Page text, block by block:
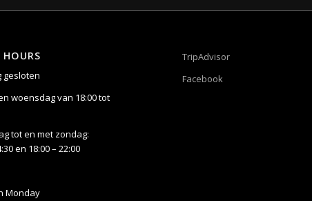
gesloten
woensdag van 18:00 tot
tot en met zondag:
en 18:00 – 22:00
Monday
TripAdvisor
Facebook